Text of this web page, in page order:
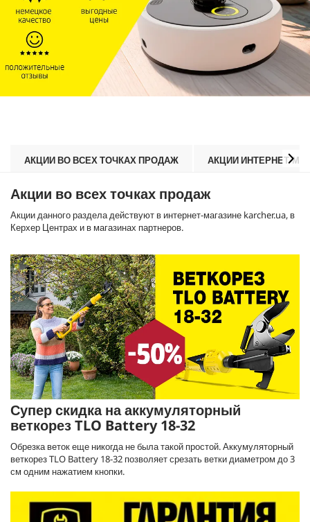
АКЦИИ ВО ВСЕХ ТОЧКАХ ПРОДАЖ АКЦИИ ИНТЕРНЕТ-
Акции во всех точках продаж
Акции данного раздела действуют в интернет-магазине karcher.ua, в
Керхер Центрах и в магазинах партнеров.
Супер скидка на аккумуляторный
веткорез TLO Battery 18-32
Обрезка веток еще никогда не была такой простой. Аккумуляторный
веткорез TLO Battery 18-32 позволяет срезать ветки диаметром до 3
см одним нажатием кнопки.